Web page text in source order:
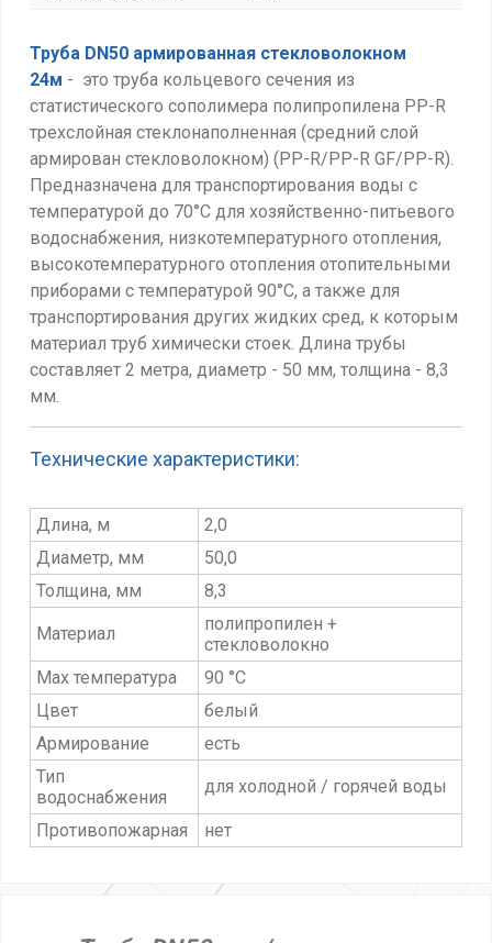
Труба DN50 армированная стекловолокном
24м - это труба кольцевого сечения из
статистического сополимера полипропилена PP-R
трехслойная стеклонаполненная (средний слой
армирован стекловолокном) (PP-R/PP-R GF/PP-R).
Предназначена для транспортирования воды с
температурой до 70°С для хозяйственно-питьевого
водоснабжения, низкотемпературного отопления,
высокотемпературного отопления отопительными
приборами с температурой 90°С, а также для
транспортирования других жидких сред, к которым
материал труб химически стоек. Длина трубы
составляет 2 метра, диаметр - 50 мм, толщина - 8,3
мм.
Технические характеристики:
Длина, м
2,0
Диаметр, мм
50,0
Толщина, мм
8,3
Материал
полипропилен +
стекловолокно
Max температура
90 °С
Цвет
белый
Армирование
есть
Тип
водоснабжения
для холодной / горячей воды
Противопожарная нет